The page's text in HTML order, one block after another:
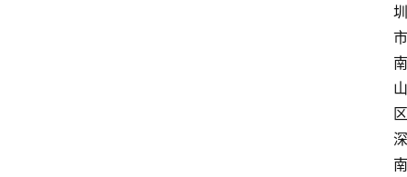
圳
市
南
山
区
深
南